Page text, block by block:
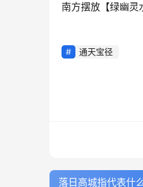
南方摆放【绿幽灵
通天宝径
落日高城指代表什